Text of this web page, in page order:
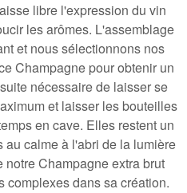
libre l'expression du vin
les arômes. L'assemblage
et nous sélectionnons nos
Champagne pour obtenir un
nécessaire de laisser se
et laisser les bouteilles
en cave. Elles restent un
calme à l'abri de la lumière
Champagne extra brut
complexes dans sa création.